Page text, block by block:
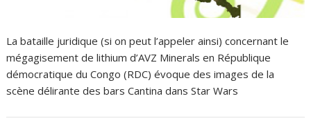
La bataille juridique (si on peut l’appeler ainsi) concernant le
mégagisement de lithium d’AVZ Minerals en République
démocratique du Congo (RDC) évoque des images de la
scène délirante des bars Cantina dans Star Wars